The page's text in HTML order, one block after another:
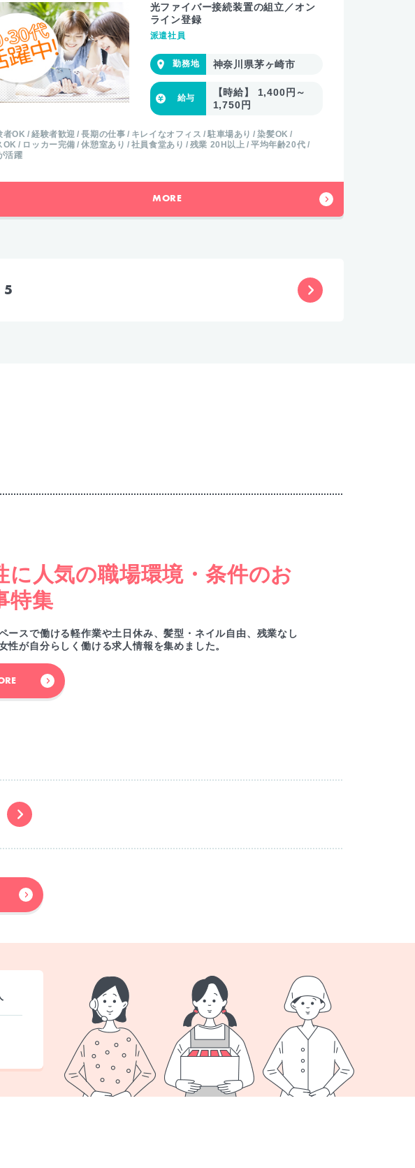
光ファイバー接続装置の組立／オン
ライン登録
派遣社員
神奈川県茅ヶ崎市
【時給】 1,400円～
1,750円
者OK 経験者歓迎 長期の仕事 キレイなオフィス 駐車場あり
染髪OK
OK
ロッカー完備 休憩室あり 社員食堂あり 残業 20H以上
平均年齢20代
活躍
MORE
5
に人気の職場環境・条件のお
特集
ースで働ける軽作業や土日休み、髪型・ネイル自由、残業なし
性が自分らしく働ける求人情報を集めました。